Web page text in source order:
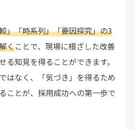
」「時系列」「要因探究」の3
くことで、現場に根ざした改善
る知見を得ることができます。
はなく、「気づき」を得るため
ことが、採用成功への第一歩で